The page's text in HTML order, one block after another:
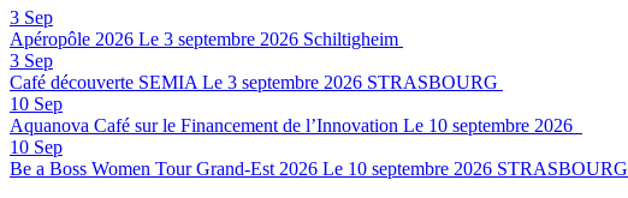
3 Sep
Apéropôle 2026 Le 3 septembre 2026 Schiltigheim
3 Sep
Café découverte SEMIALe 3 septembre 2026 STRASBOURG
10 Sep
Aquanova Café sur le Financement de l’Innovation Le 10 septembre 2026
10 Sep
Be a Boss Women Tour Grand-Est 2026 Le 10 septembre 2026 STRASBOURG